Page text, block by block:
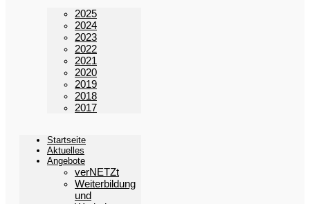
2025
2024
2023
2022
2021
2020
2019
2018
2017
Startseite
Aktuelles
Angebote
verNETZt
Weiterbildung
und